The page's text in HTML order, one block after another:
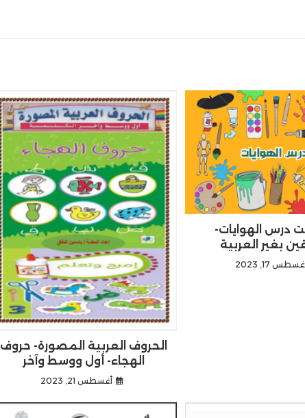
الحروف العربية المصورة- حروف
الهجاء- أول ووسط وآخر
أغسطس 21, 2023
درس الهوايات-
بغير العربية
17, 2023